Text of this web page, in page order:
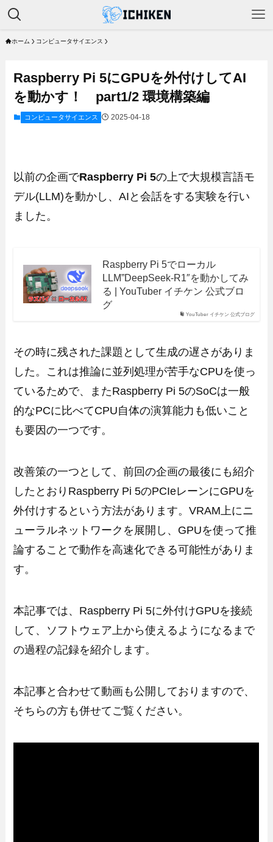
ホーム コンピュータサイエンス
Raspberry Pi 5にGPUを外付けしてAI
を動かす！ part1/2 環境構築編
コンピュータサイエンス 2025-04-18
以前の企画でRaspberry Pi 5の上で大規模言語モ
デル(LLM)を動かし、AIと会話をする実験を行い
ました。
YouTuber イチケン 公式ブログ
Raspberry Pi 5でローカル
LLM”DeepSeek-R1″を動かしてみ
る | YouTuber イチケン 公式ブロ
グ
その時に残された課題として生成の遅さがありま
した。これは推論に並列処理が苦手なCPUを使っ
ているためで、またRaspberry Pi 5のSoCは一般
的なPCに比べてCPU自体の演算能力も低いこと
も要因の一つです。
改善策の一つとして、前回の企画の最後にも紹介
したとおりRaspberry Pi 5のPCIeレーンにGPUを
外付けするという方法があります。VRAM上にニ
ューラルネットワークを展開し、GPUを使って推
論することで動作を高速化できる可能性がありま
す。
本記事では、Raspberry Pi 5に外付けGPUを接続
して、ソフトウェア上から使えるようになるまで
の過程の記録を紹介します。
本記事と合わせて動画も公開しておりますので、
そちらの方も併せてご覧ください。